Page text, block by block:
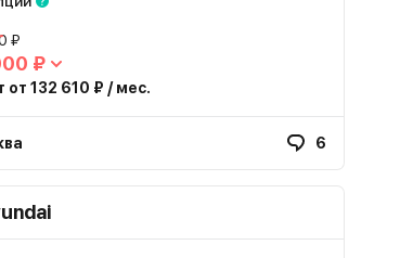
₽
₽
от 132 610 ₽ / мес.
6